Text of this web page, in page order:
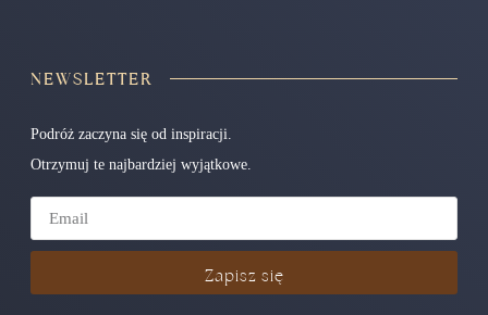
NEWSLETTER
Podróż zaczyna się od inspiracji.
Otrzymuj te najbardziej wyjątkowe.
Zapisz się